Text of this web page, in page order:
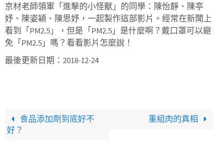
京材老師領軍「進擊的小怪獸」的同學：陳怡靜、陳亭
妤、陳姿穎、陳思妤，一起製作這部影片。經常在新聞上
看到「PM2.5」，但是「PM2.5」是什麼啊？戴口罩可以避
免「PM2.5」嗎？看看影片怎麼說！
最後更新日期：2018-12-24
食品添加劑到底好不
好？
重組肉的真相